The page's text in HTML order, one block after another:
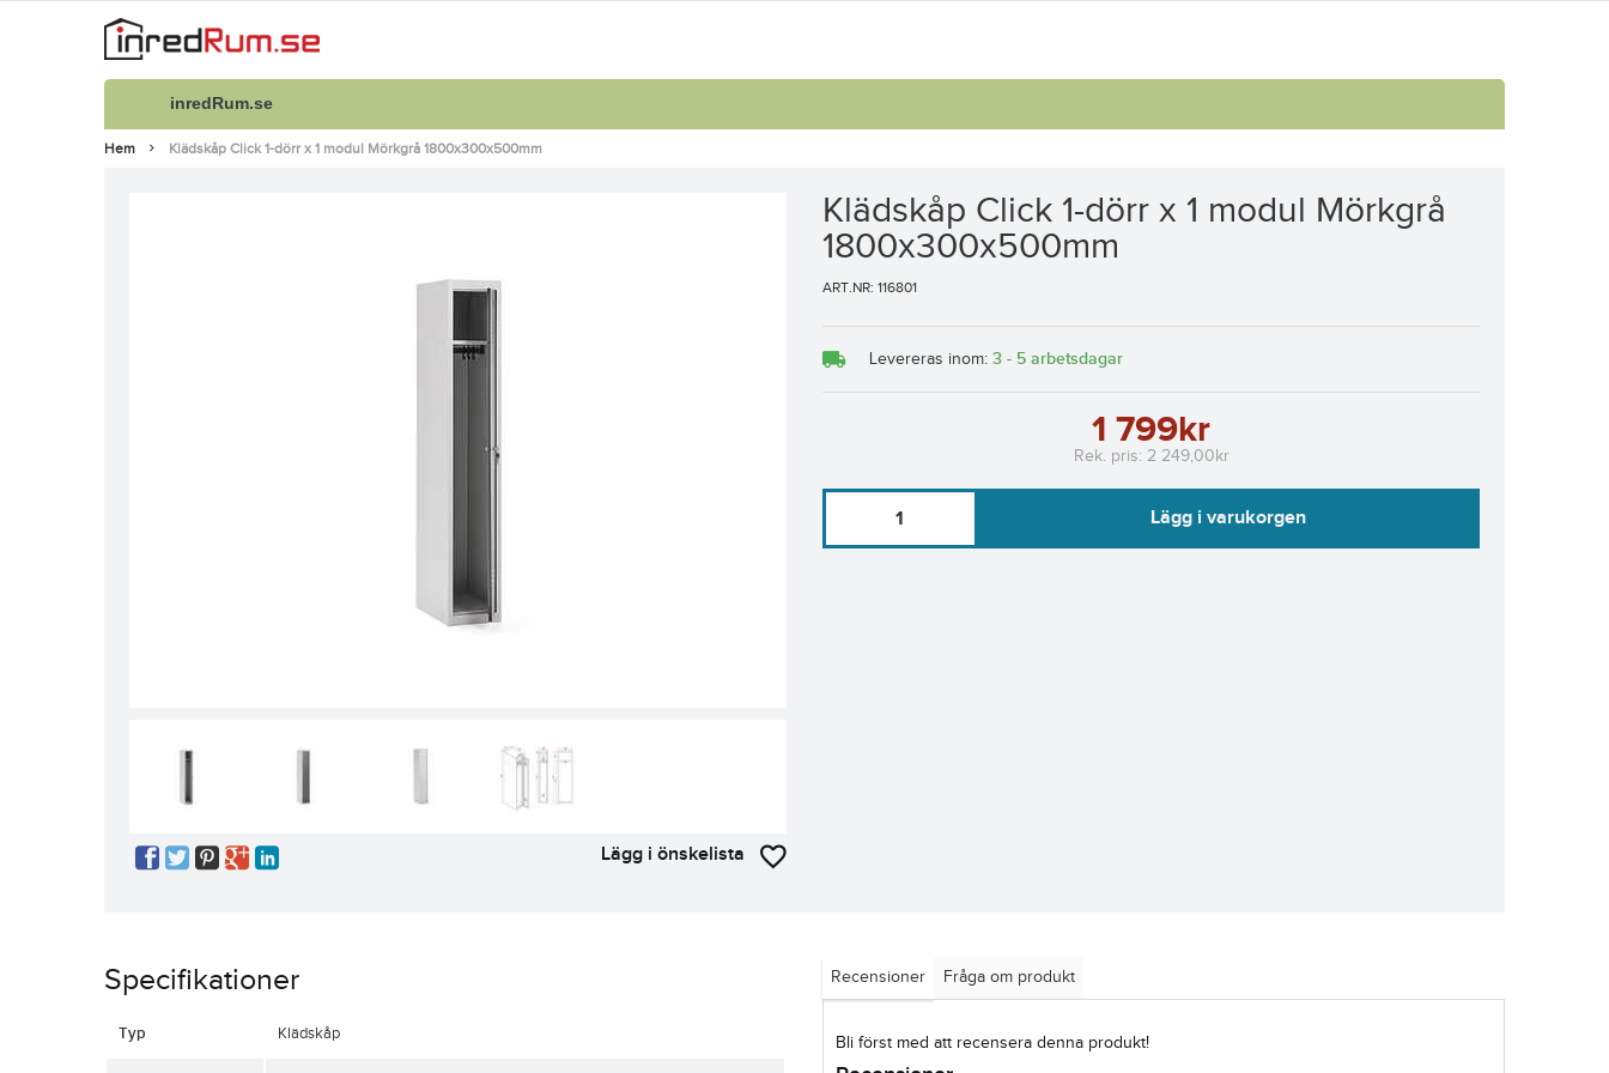
inredRum.se
Hem Klädskåp Click 1-dörr x 1 modul Mörkgrå 1800x300x500mm
Lägg i önskelista
Klädskåp Click 1-dörr x 1 modul Mörkgrå
1800x300x500mm
ART.NR: 116801
Levereras inom: 3 - 5 arbetsdagar
1 799kr
Rek. pris: 2 249,00kr
Lägg i varukorgen
Specifikationer
Typ Klädskåp
Recensioner Fråga om produkt
Bli först med att recensera denna produkt!